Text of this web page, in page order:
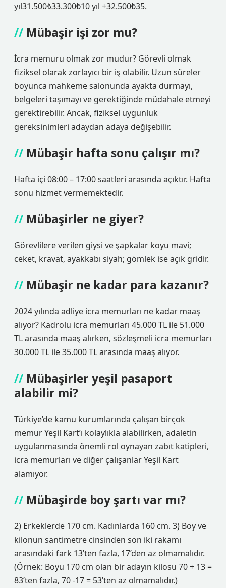
yıl31.500₺33.300₺10 yıl +32.500₺35.
Mübaşir işi zor mu?
İcra memuru olmak zor mudur? Görevli olmak
fiziksel olarak zorlayıcı bir iş olabilir. Uzun süreler
boyunca mahkeme salonunda ayakta durmayı,
belgeleri taşımayı ve gerektiğinde müdahale etmeyi
gerektirebilir. Ancak, fiziksel uygunluk
gereksinimleri adaydan adaya değişebilir.
Mübaşir hafta sonu çalışır mı?
Hafta içi 08:00 – 17:00 saatleri arasında açıktır. Hafta
sonu hizmet vermemektedir.
Mübaşirler ne giyer?
Görevlilere verilen giysi ve şapkalar koyu mavi;
ceket, kravat, ayakkabı siyah; gömlek ise açık gridir.
Mübaşir ne kadar para kazanır?
2024 yılında adliye icra memurları ne kadar maaş
alıyor? Kadrolu icra memurları 45.000 TL ile 51.000
TL arasında maaş alırken, sözleşmeli icra memurları
30.000 TL ile 35.000 TL arasında maaş alıyor.
Mübaşirler yeşil pasaport
alabilir mi?
Türkiye’de kamu kurumlarında çalışan birçok
memur Yeşil Kart’ı kolaylıkla alabilirken, adaletin
uygulanmasında önemli rol oynayan zabıt katipleri,
icra memurları ve diğer çalışanlar Yeşil Kart
alamıyor.
Mübaşirde boy şartı var mı?
2) Erkeklerde 170 cm. Kadınlarda 160 cm. 3) Boy ve
kilonun santimetre cinsinden son iki rakamı
arasındaki fark 13’ten fazla, 17’den az olmamalıdır.
(Örnek: Boyu 170 cm olan bir adayın kilosu 70 + 13 =
83’ten fazla, 70 -17 = 53’ten az olmamalıdır.)